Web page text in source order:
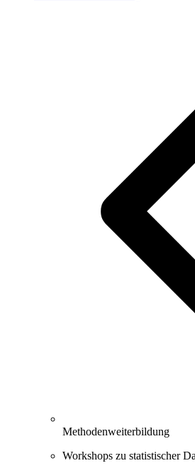
Methodenweiterbildung
Workshops zu statistischer